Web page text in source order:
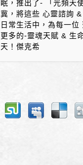
眠，推出了- 「光頻天
冀，將這些 心靈諮詢
日常生活中，為每一
更多的-靈魂天賦 & 生
天！傑克希